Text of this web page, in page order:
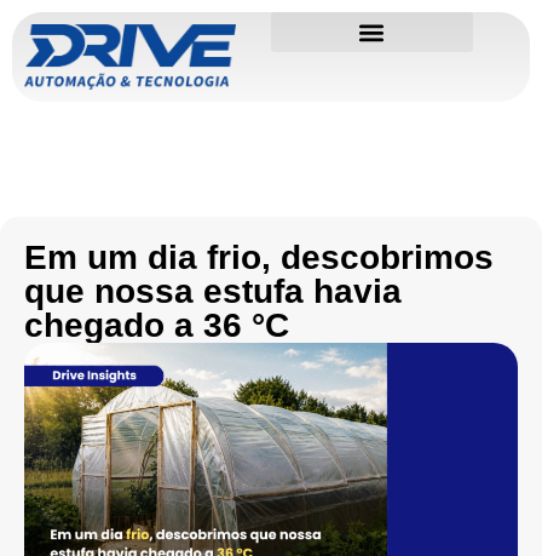
Em um dia frio, descobrimos
que nossa estufa havia
chegado a 36 °C